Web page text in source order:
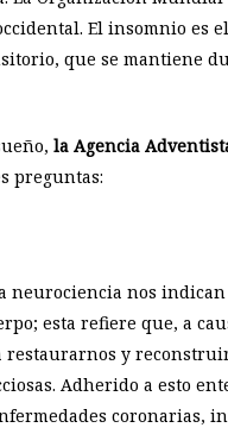
El insomnio es
que se mantiene
la Agencia
preguntas:
neurociencia nos
esta refiere que, a
restaurarnos y
Adherido a esto
coronarias,